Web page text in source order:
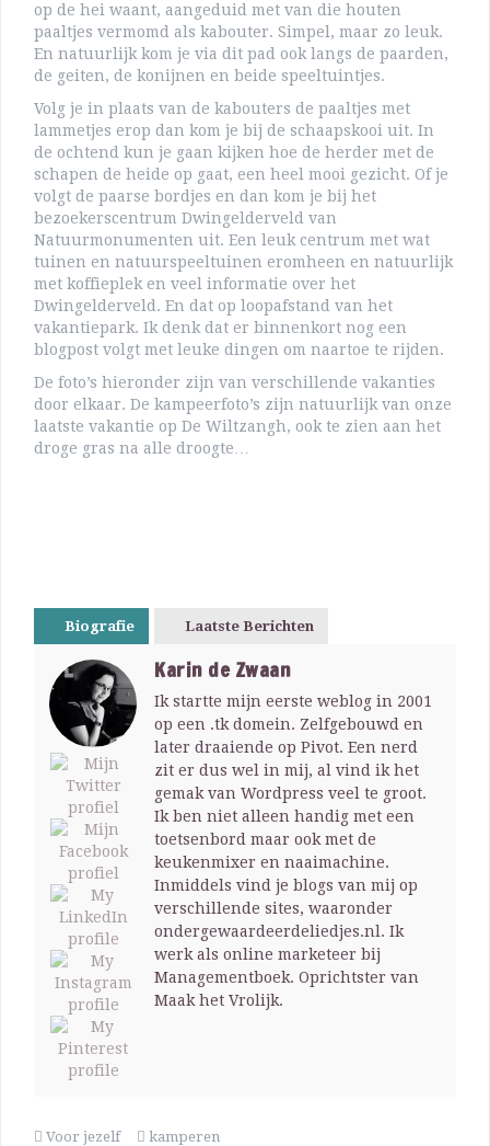
op de hei waant, aangeduid met van die houten
paaltjes vermomd als kabouter. Simpel, maar zo leuk.
En natuurlijk kom je via dit pad ook langs de paarden,
de geiten, de konijnen en beide speeltuintjes.
Volg je in plaats van de kabouters de paaltjes met
lammetjes erop dan kom je bij de schaapskooi uit. In
de ochtend kun je gaan kijken hoe de herder met de
schapen de heide op gaat, een heel mooi gezicht. Of je
volgt de paarse bordjes en dan kom je bij het
bezoekerscentrum Dwingelderveld van
Natuurmonumenten uit. Een leuk centrum met wat
tuinen en natuurspeeltuinen eromheen en natuurlijk
met koffieplek en veel informatie over het
Dwingelderveld. En dat op loopafstand van het
vakantiepark. Ik denk dat er binnenkort nog een
blogpost volgt met leuke dingen om naartoe te rijden.
De foto’s hieronder zijn van verschillende vakanties
door elkaar. De kampeerfoto’s zijn natuurlijk van onze
laatste vakantie op De Wiltzangh, ook te zien aan het
droge gras na alle droogte…
Biografie Laatste Berichten
Karin de Zwaan
Ik startte mijn eerste weblog in 2001
op een .tk domein. Zelfgebouwd en
later draaiende op Pivot. Een nerd
zit er dus wel in mij, al vind ik het
gemak van Wordpress veel te groot.
Ik ben niet alleen handig met een
toetsenbord maar ook met de
keukenmixer en naaimachine.
Inmiddels vind je blogs van mij op
verschillende sites, waaronder
ondergewaardeerdeliedjes.nl. Ik
werk als online marketeer bij
Managementboek. Oprichtster van
Maak het Vrolijk.
Voor jezelf kamperen